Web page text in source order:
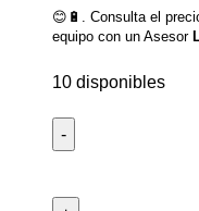
😊🔋. Consulta el
equipo con un Asesor
10 disponibles